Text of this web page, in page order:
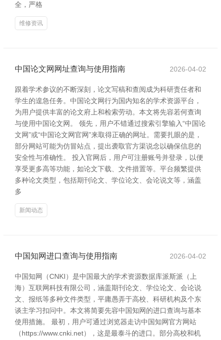
全，严格
维修资讯
中国论文网网址查询与使用指南 2026-04-02
跟着学术参议的不断深刻，论文写稿和查阅成为科研责任者和
学生的遑急任务。中国论文网行为国内知名的学术资源平台，
为用户提供丰富的论文府上和检索劳动。本文将先容若何查询
与使用中国论文网。 领先，用户不错通过搜索引擎输入“中国论
文网”或“中国论文网官网”来取得正确的网址。需要扎眼的是，
部分网站可能为仿冒站点，提出袭取官方渠说念以确保信息的
安全性与准确性。 投入官网后，用户可注册账号并登录，以便
享受更多高等功能，如论文下载、文件措置等。平台频繁提供
多种论文类型，包括期刊论文、学位论文、会论说文等，涵盖
多
新闻动态
中国知网进口查询与使用指南 2026-04-02
中国知网（CNKI）是中国最大的学术资源数据库派斯派（上
海）互联网科技有限公司，涵盖期刊论文、学位论文、会论说
文、报纸等多种文件类型，平庸愚弄于高校、科研机构及个东
谈主学习扣问中。本文将简要先容中国知网的进口查询与基本
使用措施。 最初，用户可通过浏览器走访中国知网官方网站
（https://www.cnki.net），这是最泰斗的进口。部分高校和机